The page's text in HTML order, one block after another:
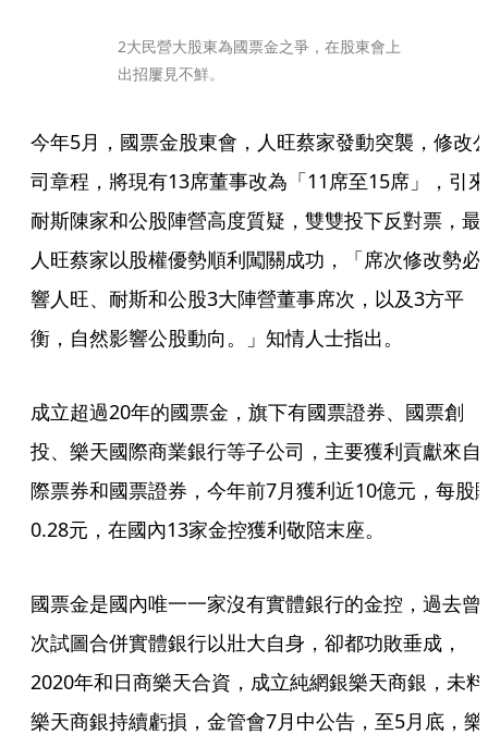
2大民營大股東為國票金之爭，在股東會上
出招屢見不鮮。
今年5月，國票金股東會，人旺蔡家發動突襲，修改
司章程，將現有13席董事改為「11席至15席」，引來
耐斯陳家和公股陣營高度質疑，雙雙投下反對票，最
人旺蔡家以股權優勢順利闖關成功，「席次修改勢必
響人旺、耐斯和公股3大陣營董事席次，以及3方平
衡，自然影響公股動向。」知情人士指出。
成立超過20年的國票金，旗下有國票證券、國票創
投、樂天國際商業銀行等子公司，主要獲利貢獻來自
際票券和國票證券，今年前7月獲利近10億元，每股
0.28元，在國內13家金控獲利敬陪末座。
國票金是國內唯一一家沒有實體銀行的金控，過去曾
次試圖合併實體銀行以壯大自身，卻都功敗垂成，
2020年和日商樂天合資，成立純網銀樂天商銀，未料
樂天商銀持續虧損，金管會7月中公告，至5月底，樂